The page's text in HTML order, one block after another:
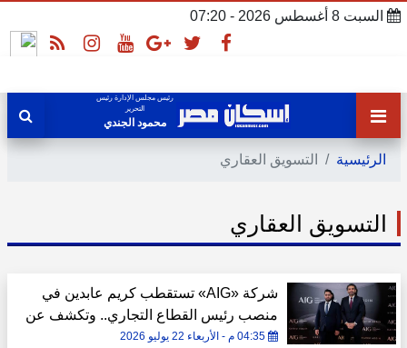
السبت 8 أغسطس 2026 - 07:20
رئيس مجلس الإدارة رئيس
التحرير
محمود الجندي
الرئيسية التسويق العقاري
التسويق العقاري
شركة «AIG» تستقطب كريم عابدين في
منصب رئيس القطاع التجاري.. وتكشف عن
خططها التوسعية
04:35 م - الأربعاء 22 يوليو 2026